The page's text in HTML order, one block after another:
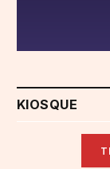
KIOSQUE